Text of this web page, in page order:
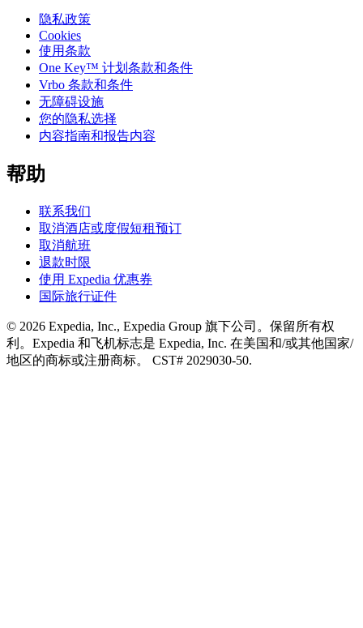
隐私政策
Cookies
使用条款
One Key™ 计划条款和条件
Vrbo 条款和条件
无障碍设施
您的隐私选择
内容指南和报告内容
帮助
联系我们
取消酒店或度假短租预订
取消航班
退款时限
使用 Expedia 优惠券
国际旅行证件
© 2026 Expedia, Inc., Expedia Group 旗下公司。保留所有权
利。Expedia 和飞机标志是 Expedia, Inc. 在美国和/或其他国家/
地区的商标或注册商标。 CST# 2029030-50.